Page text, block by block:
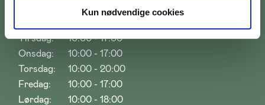
Kun nødvendige cookies
Tirsdag:
10:00 - 17:00
Onsdag:
10:00 - 17:00
Torsdag:
10:00 - 20:00
Fredag:
10:00 - 17:00
Lørdag:
10:00 - 18:00